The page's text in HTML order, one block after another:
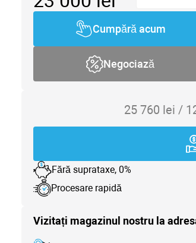
Cumpără acum
Negociază
25 760 lei /
Fără suprataxe, 0%
Procesare rapidă
Vizitați magazinul nostru la